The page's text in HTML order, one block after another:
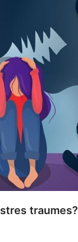
traumes?